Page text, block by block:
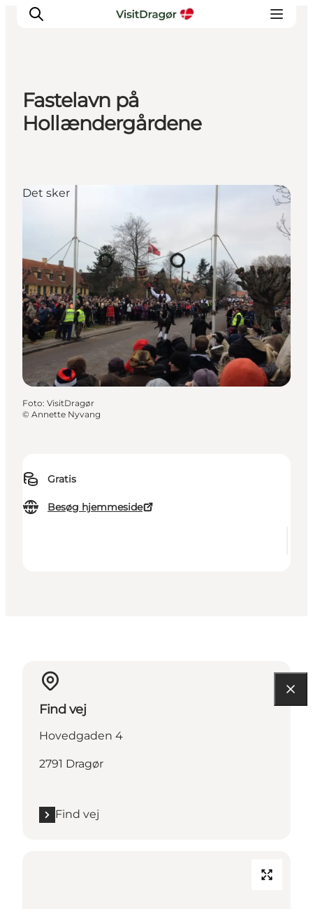
Oplev
Kultur & Historie
For børn
Fastelavn på
Hollændergårdene
Gratis
Besøg hjemmeside
Det sker
Foto: VisitDragør
© Annette Nyvang
Find vej
Hovedgaden 4
2791 Dragør
Find vej